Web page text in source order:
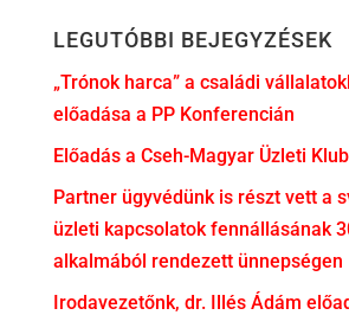
LEGUTÓBBI BEJEGYZÉSEK
„Trónok harca” a családi
előadása a PP Konferencián
Előadás a Cseh-Magyar Üzleti
Partner ügyvédünk is részt vett a
üzleti kapcsolatok fennállásának
alkalmából rendezett ünnepségen
Irodavezetőnk, dr. Illés Ádám